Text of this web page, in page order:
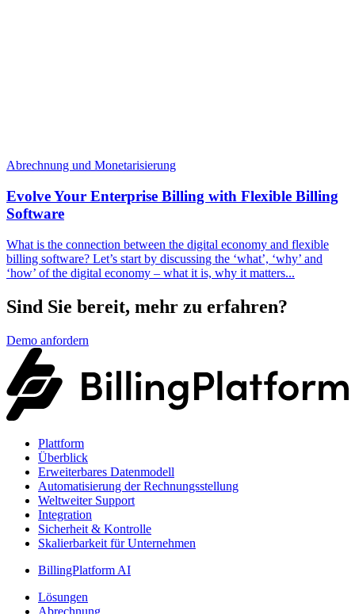
Abrechnung und Monetarisierung
Evolve Your Enterprise Billing with Flexible Billing
Software
What is the connection between the digital economy and flexible
billing software? Let’s start by discussing the ‘what’, ‘why’ and
‘how’ of the digital economy – what it is, why it matters...
Sind Sie bereit, mehr zu erfahren?
Demo anfordern
Plattform
Überblick
Erweiterbares Datenmodell
Automatisierung der Rechnungsstellung
Weltweiter Support
Integration
Sicherheit & Kontrolle
Skalierbarkeit für Unternehmen
BillingPlatform AI
Lösungen
Abrechnung